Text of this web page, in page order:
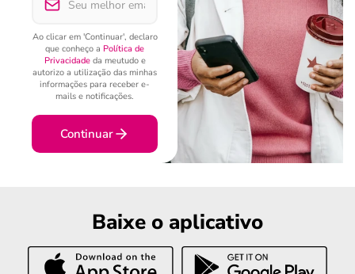
Ao clicar em 'Continuar', declaro
que conheço a Política de
Privacidadeda meutudo e
autorizo a utilização das minhas
informações para receber e-
mails e notificações.
Continuar
Baixe o aplicativo